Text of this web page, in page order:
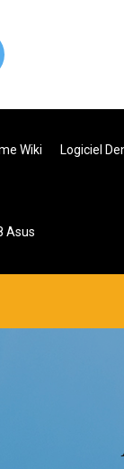
Wiki Logiciel
Asus